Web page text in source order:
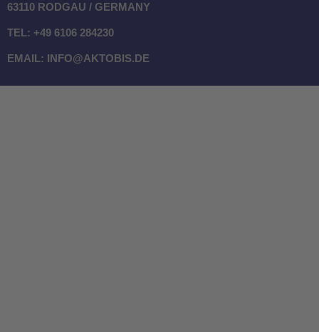
63110 RODGAU / GERMANY
TEL: +49 6106 284230
EMAIL: INFO@AKTOBIS.DE